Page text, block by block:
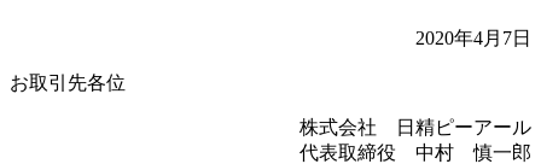
2020年4月7日
お取引先各位
株式会社 日精ピーアール
代表取締役 中村 慎一郎